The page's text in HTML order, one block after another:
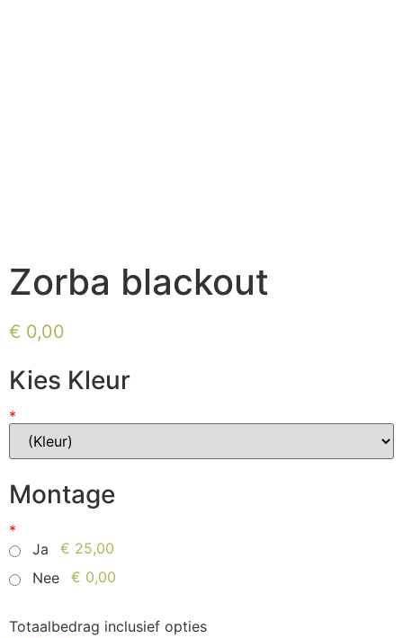
Zorba blackout
€ 0,00
Kies Kleur
*
Montage
*
Ja
€ 25,00
Nee
€ 0,00
Totaalbedrag inclusief opties